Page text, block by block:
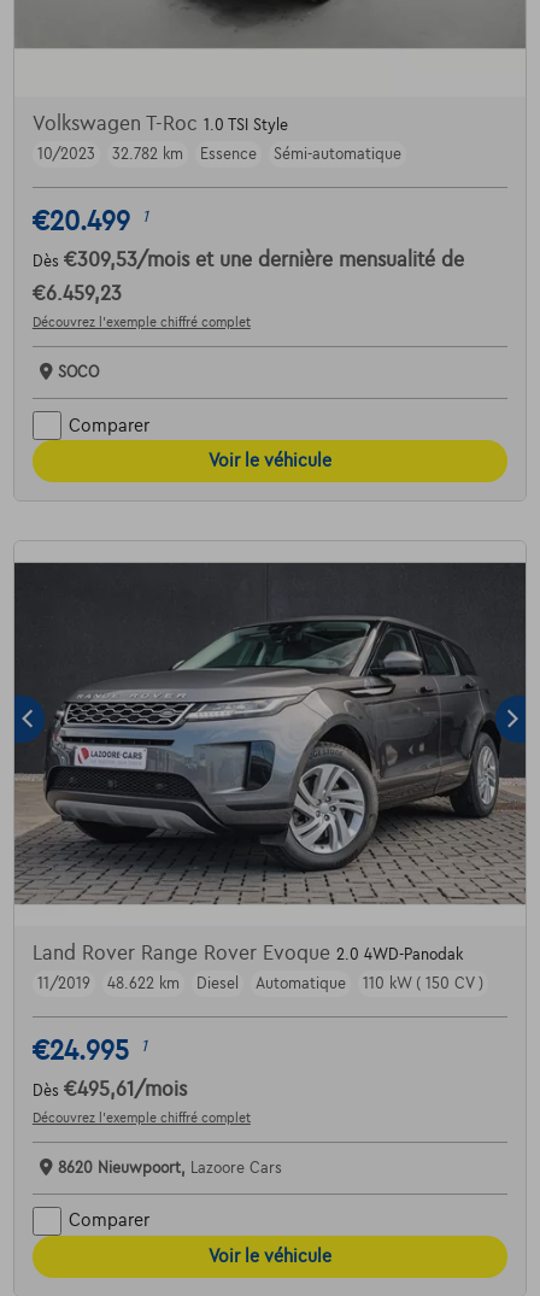
Volkswagen T-Roc 1.0 TSI Style
10/2023
32.782 km Essence Sémi-automatique
€20.499 1
Dès €309,53/mois et une dernière mensualité de
€6.459,23
Découvrez l’exemple chiffré complet
SOCO
Comparer
Voir le véhicule
Land Rover Range Rover Evoque 2.0 4WD-Panodak
11/2019
48.622 km Diesel Automatique 110 kW ( 150 CV )
€24.995 1
Dès €495,61 /mois
Découvrez l’exemple chiffré complet
8620 Nieuwpoort, Lazoore Cars
Comparer
Voir le véhicule